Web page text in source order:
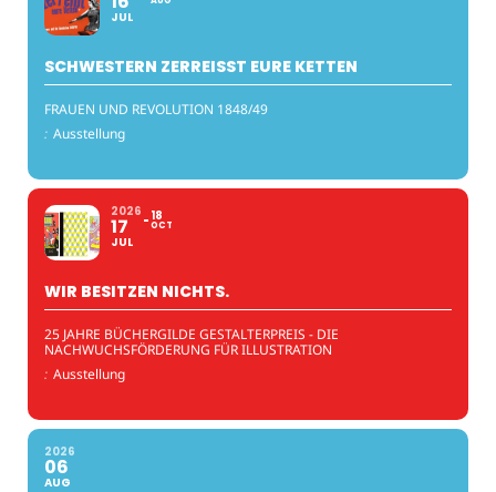
JUL
SCHWESTERN ZERREISST EURE KETTEN
FRAUEN UND REVOLUTION 1848/49
: Ausstellung
2026
17
JUL
18
OCT
WIR BESITZEN NICHTS.
25 JAHRE BÜCHERGILDE GESTALTERPREIS - DIE
NACHWUCHSFÖRDERUNG FÜR ILLUSTRATION
: Ausstellung
2026
06
AUG